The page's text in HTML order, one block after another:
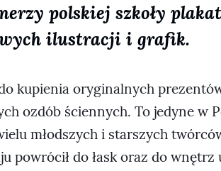
polskiej szkoły
ilustracji i grafik.
kupienia oryginalnych
ozdób ściennych. To jedyne w
młodszych i starszych
powrócił do łask oraz do wnętrz